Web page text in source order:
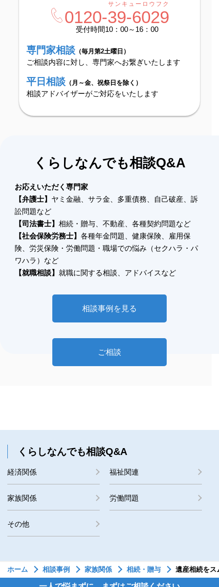
0120-39-6029
サンキューロウフク
受付時間10：00～16：00
専門家相談 （毎月第2土曜日）
ご相談内容に対し、専門家へお繋ぎいたします
平日相談 （月～金、祝祭日を除く）
相談アドバイザーがご対応をいたします
くらしなんでも相談Q&A
お応えいただく専門家
【弁護士】 ヤミ金融、サラ金、多重債務、自己破産、訴
訟問題など
【司法書士】 相続・贈与、不動産、各種契約問題など
【社会保険労務士】 各種年金問題、健康保険、雇用保
険、労災保険・労働問題・職場での悩み（セクハラ・パ
ワハラ）など
【就職相談】 就職に関する相談、アドバイスなど
相談事例を見る
ご相談
くらしなんでも相談Q&A
経済関係 福祉関連
家族関係 労働問題
その他
ホーム 相談事例 家族関係 相続・贈与 遺産相続を